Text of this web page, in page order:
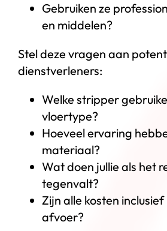
Gebruiken ze
en middelen?
Stel deze vragen aan
dienstverleners:
Welke stripper
vloertype?
Hoeveel ervaring
materiaal?
Wat doen jullie als het
tegenvalt?
Zijn alle kosten
afvoer?